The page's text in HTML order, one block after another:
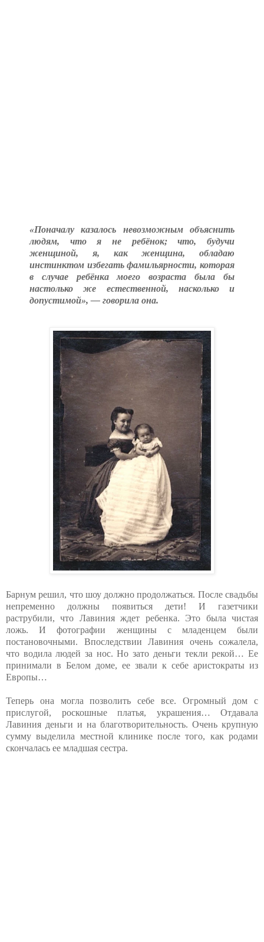
«Поначалу казалось невозможным объяснить
людям, что я не ребёнок; что, будучи
женщиной, я, как женщина, обладаю
инстинктом избегать фамильярности, которая
в случае ребёнка моего возраста была бы
настолько же естественной, насколько и
допустимой», — говорила она.
Барнум решил, что шоу должно продолжаться. После свадьбы
непременно должны появиться дети! И газетчики
раструбили, что Лавиния ждет ребенка. Это была чистая
ложь. И фотографии женщины с младенцем были
постановочными. Впоследствии Лавиния очень сожалела,
что водила людей за нос. Но зато деньги текли рекой… Ее
принимали в Белом доме, ее звали к себе аристократы из
Европы…
Теперь она могла позволить себе все. Огромный дом с
прислугой, роскошные платья, украшения… Отдавала
Лавиния деньги и на благотворительность. Очень крупную
сумму выделила местной клинике после того, как родами
скончалась ее младшая сестра.